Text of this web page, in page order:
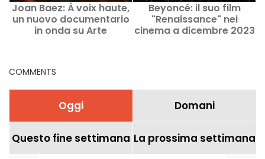
Joan Baez: À voix haute,
un nuovo documentario
in onda su Arte
Beyoncé: il suo film
"Renaissance" nei
cinema a dicembre 2023
COMMENTS
Oggi Domani
Questo fine settimana La prossima settimana